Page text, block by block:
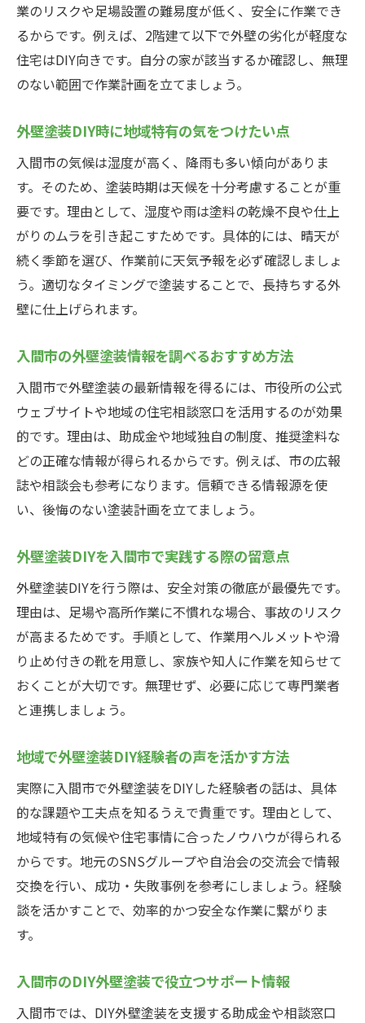
業のリスクや足場設置の難易度が低く、安全に作業でき
るからです。例えば、2階建て以下で外壁の劣化が軽度な
住宅はDIY向きです。自分の家が該当するか確認し、無理
のない範囲で作業計画を立てましょう。
外壁塗装DIY時に地域特有の気をつけたい点
入間市の気候は湿度が高く、降雨も多い傾向がありま
す。そのため、塗装時期は天候を十分考慮することが重
要です。理由として、湿度や雨は塗料の乾燥不良や仕上
がりのムラを引き起こすためです。具体的には、晴天が
続く季節を選び、作業前に天気予報を必ず確認しましょ
う。適切なタイミングで塗装することで、長持ちする外
壁に仕上げられます。
入間市の外壁塗装情報を調べるおすすめ方法
入間市で外壁塗装の最新情報を得るには、市役所の公式
ウェブサイトや地域の住宅相談窓口を活用するのが効果
的です。理由は、助成金や地域独自の制度、推奨塗料な
どの正確な情報が得られるからです。例えば、市の広報
誌や相談会も参考になります。信頼できる情報源を使
い、後悔のない塗装計画を立てましょう。
外壁塗装DIYを入間市で実践する際の留意点
外壁塗装DIYを行う際は、安全対策の徹底が最優先です。
理由は、足場や高所作業に不慣れな場合、事故のリスク
が高まるためです。手順として、作業用ヘルメットや滑
り止め付きの靴を用意し、家族や知人に作業を知らせて
おくことが大切です。無理せず、必要に応じて専門業者
と連携しましょう。
地域で外壁塗装DIY経験者の声を活かす方法
実際に入間市で外壁塗装をDIYした経験者の話は、具体
的な課題や工夫点を知るうえで貴重です。理由として、
地域特有の気候や住宅事情に合ったノウハウが得られる
からです。地元のSNSグループや自治会の交流会で情報
交換を行い、成功・失敗事例を参考にしましょう。経験
談を活かすことで、効率的かつ安全な作業に繋がりま
す。
入間市のDIY外壁塗装で役立つサポート情報
入間市では、DIY外壁塗装を支援する助成金や相談窓口